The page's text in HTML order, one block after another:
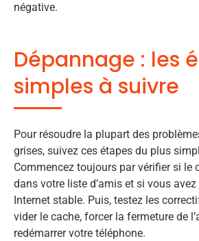
négative.
Dépannage : les
simples à suivre
Pour résoudre la plupart des
grises, suivez ces étapes du plus
Commencez toujours par vérifier si le
dans votre liste d’amis et si vous
Internet stable. Puis, testez les
vider le cache, forcer la fermeture de
redémarrer votre téléphone.